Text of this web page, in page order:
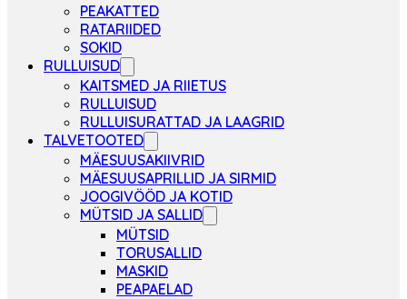
PEAKATTED
RATARIIDED
SOKID
RULLUISUD
KAITSMED JA RIIETUS
RULLUISUD
RULLUISURATTAD JA LAAGRID
TALVETOOTED
MÄESUUSAKIIVRID
MÄESUUSAPRILLID JA SIRMID
JOOGIVÖÖD JA KOTID
MÜTSID JA SALLID
MÜTSID
TORUSALLID
MASKID
PEAPAELAD